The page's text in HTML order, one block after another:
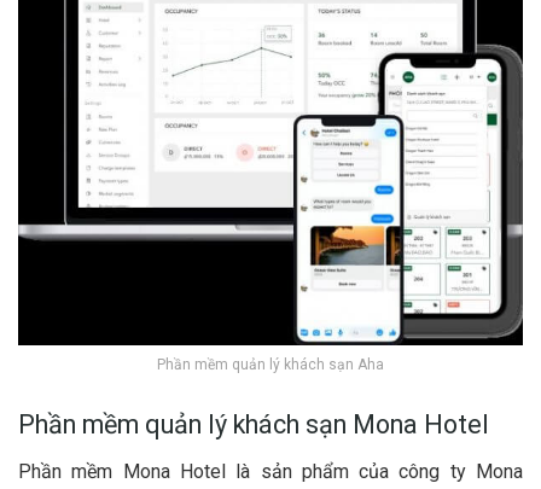
Phần mềm quản lý khách sạn Aha
Phần mềm quản lý khách sạn Mona Hotel
Phần mềm Mona Hotel là sản phẩm của công ty Mona